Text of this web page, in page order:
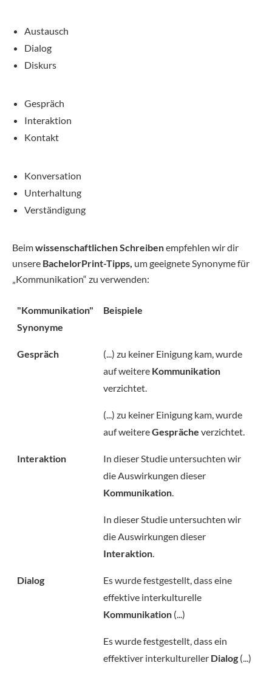
Austausch
Dialog
Diskurs
Gespräch
Interaktion
Kontakt
Konversation
Unterhaltung
Verständigung
Beimwissenschaftlichen Schreibenempfehlen wir dir
unsere BachelorPrint-Tipps, um geeignete Synonyme für
„Kommunikation“ zu verwenden:
"Kommunikation"
Synonyme
Beispiele
Gespräch
(...) zu keiner Einigung kam, wurde
auf weitere Kommunikation
verzichtet.
(...) zu keiner Einigung kam, wurde
auf weitereGespräche verzichtet.
Interaktion
In dieser Studie untersuchten wir
die Auswirkungen dieser
Kommunikation.
In dieser Studie untersuchten wir
die Auswirkungen dieser
Interaktion.
Dialog
Es wurde festgestellt, dass eine
effektive interkulturelle
Kommunikation (...)
Es wurde festgestellt, dass ein
effektiver interkultureller Dialog (...)